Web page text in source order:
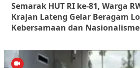
Semarak HUT RI ke-81, Warga
Krajan Lateng Gelar Beragam
Kebersamaan dan Nasionalisme